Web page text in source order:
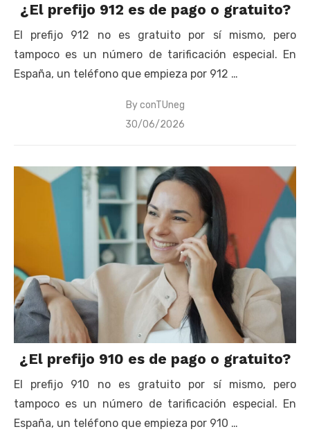
¿El prefijo 912 es de pago o gratuito?
El prefijo 912 no es gratuito por sí mismo, pero
tampoco es un número de tarificación especial. En
España, un teléfono que empieza por 912 …
ByconTUneg
Posted
30/06/2026
¿El prefijo 910 es de pago o gratuito?
El prefijo 910 no es gratuito por sí mismo, pero
tampoco es un número de tarificación especial. En
España, un teléfono que empieza por 910 …